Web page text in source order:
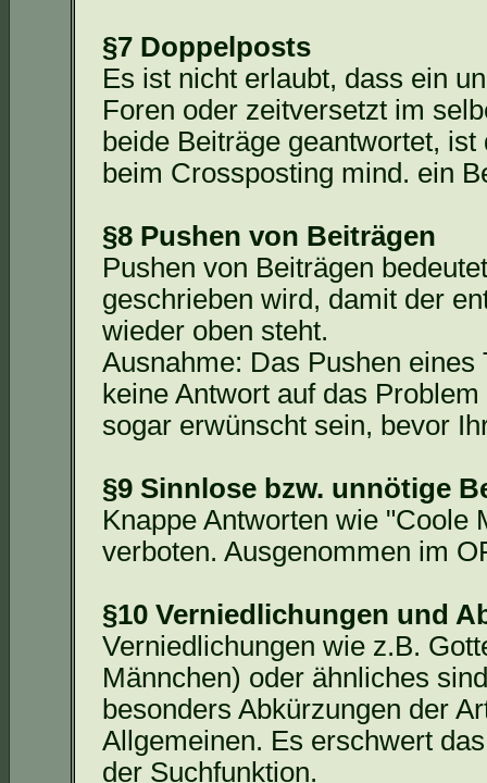
§7 Doppelposts
Es ist nicht erlaubt, dass ein
Foren oder zeitversetzt im
beide Beiträge geantwortet,
beim Crossposting mind. ein
§8 Pushen von Beiträgen
Pushen von Beiträgen
geschrieben wird, damit der
wieder oben steht.
Ausnahme: Das Pushen
keine Antwort auf das
sogar erwünscht sein, bevor
§9 Sinnlose bzw. unnötige
Knappe Antworten wie "Coole
verboten. Ausgenommen im
§10 Verniedlichungen und
Verniedlichungen wie z.B.
Männchen) oder ähnliches
besonders Abkürzungen der
Allgemeinen. Es erschwert
der Suchfunktion.